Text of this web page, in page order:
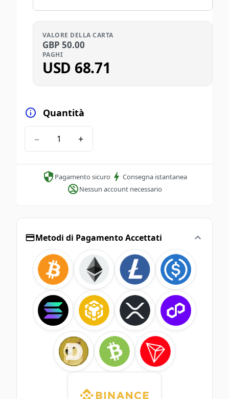
VALORE DELLA CARTA
GBP 50.00
PAGHI
USD 68.71
Quantità
− +
Pagamento sicuro
Consegna istantanea
Nessun account necessario
Metodi di Pagamento Accettati